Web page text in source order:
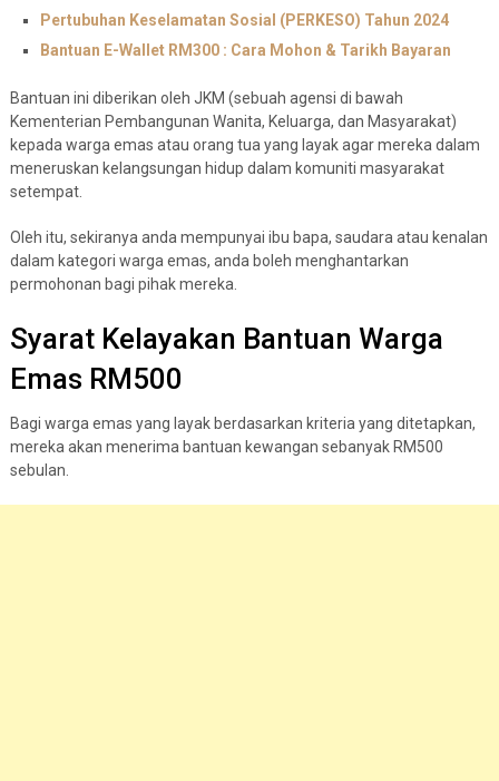
Pertubuhan Keselamatan Sosial (PERKESO) Tahun 2024
Bantuan E-Wallet RM300 : Cara Mohon & Tarikh Bayaran
Bantuan ini diberikan oleh JKM (sebuah agensi di bawah
Kementerian Pembangunan Wanita, Keluarga, dan Masyarakat)
kepada warga emas atau orang tua yang layak agar mereka dalam
meneruskan kelangsungan hidup dalam komuniti masyarakat
setempat.
Oleh itu, sekiranya anda mempunyai ibu bapa, saudara atau kenalan
dalam kategori warga emas, anda boleh menghantarkan
permohonan bagi pihak mereka.
Syarat Kelayakan Bantuan Warga
Emas RM500
Bagi warga emas yang layak berdasarkan kriteria yang ditetapkan,
mereka akan menerima bantuan kewangan sebanyak RM500
sebulan.